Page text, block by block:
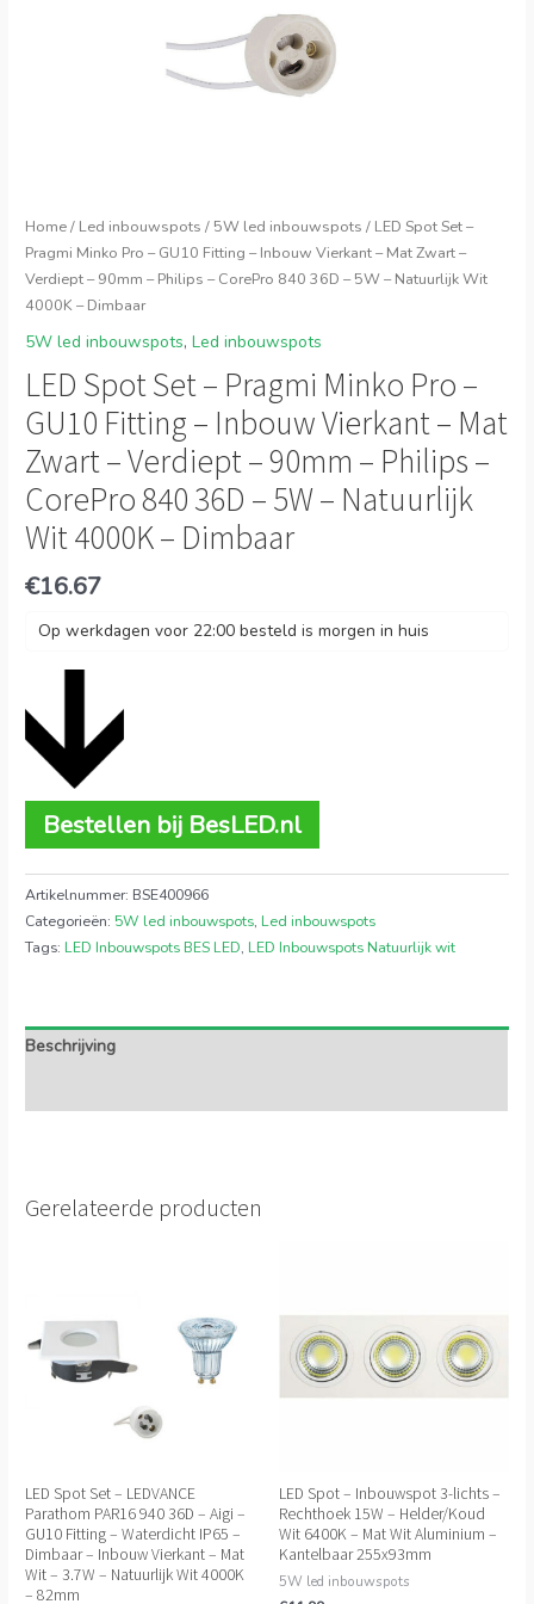
Home/ Led inbouwspots / 5W led inbouwspots / LED Spot Set –
Pragmi Minko Pro – GU10 Fitting – Inbouw Vierkant – Mat Zwart –
Verdiept – 90mm – Philips – CorePro 840 36D – 5W – Natuurlijk Wit
4000K – Dimbaar
5W led inbouwspots,Led inbouwspots
LED Spot Set – Pragmi Minko Pro –
GU10 Fitting – Inbouw Vierkant – Mat
Zwart – Verdiept – 90mm – Philips –
CorePro 840 36D – 5W – Natuurlijk
Wit 4000K – Dimbaar
€16.67
Op werkdagen voor 22:00 besteld is morgen in huis
Bestellen bij BesLED.nl
Artikelnummer: BSE400966
Categorieën: 5W led inbouwspots, Led inbouwspots
Tags: LED Inbouwspots BES LED, LED Inbouwspots Natuurlijk wit
Beschrijving
Gerelateerde producten
LED Spot Set – LEDVANCE
Parathom PAR16 940 36D – Aigi –
GU10 Fitting – Waterdicht IP65 –
Dimbaar – Inbouw Vierkant – Mat
Wit – 3.7W – Natuurlijk Wit 4000K
– 82mm
LED Spot – Inbouwspot 3-lichts –
Rechthoek 15W – Helder/Koud
Wit 6400K – Mat Wit Aluminium –
Kantelbaar 255x93mm
5W led inbouwspots